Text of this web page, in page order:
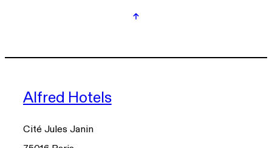
Alfred Hotels
Cité Jules Janin